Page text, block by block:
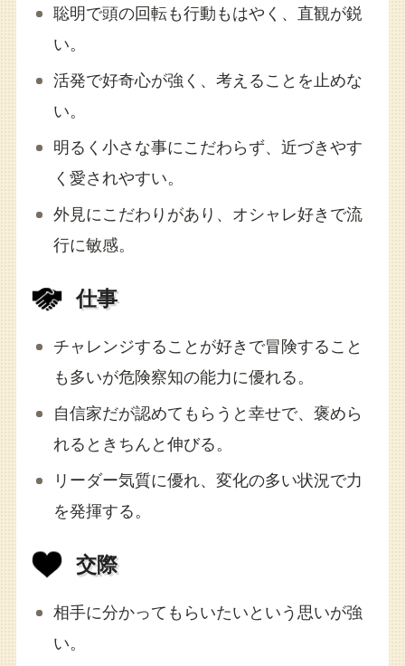
聡明で頭の回転も行動もはやく、直観が鋭
い。
活発で好奇心が強く、考えることを止めな
い。
明るく小さな事にこだわらず、近づきやす
く愛されやすい。
外見にこだわりがあり、オシャレ好きで流
行に敏感。
仕事
チャレンジすることが好きで冒険すること
も多いが危険察知の能力に優れる。
自信家だが認めてもらうと幸せで、褒めら
れるときちんと伸びる。
リーダー気質に優れ、変化の多い状況で力
を発揮する。
交際
相手に分かってもらいたいという思いが強
い。